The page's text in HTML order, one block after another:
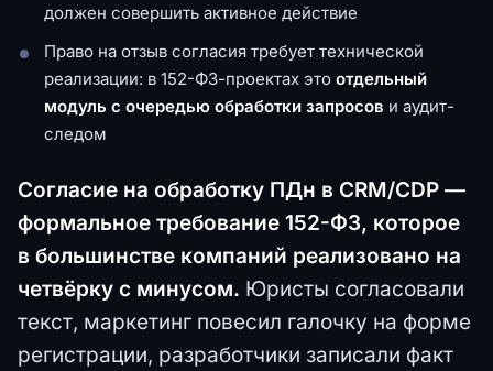
должен совершить активное действие
Право на отзыв согласия требует технической
реализации: в 152-ФЗ-проектах это отдельный
модуль с очередью обработки запросов и аудит-
следом
Согласие на обработку ПДн в CRM/CDP —
формальное требование 152-ФЗ, которое
в большинстве компаний реализовано на
четвёрку с минусом. Юристы согласовали
текст, маркетинг повесил галочку на форме
регистрации, разработчики записали факт